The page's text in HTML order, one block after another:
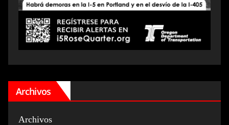
Archivos
Archivos